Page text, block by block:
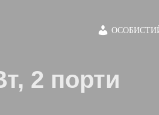
2 порти